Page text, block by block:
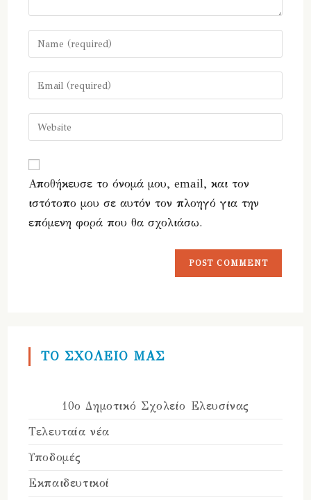
Enter
your
name
or
comment
Enter
your
email
address
Enter
your
URL
(optional)
Αποθήκευσε το όνομά μου, email, και τον
ιστότοπο μου σε αυτόν τον πλοηγό για την
επόμενη φορά που θα σχολιάσω.
ΤΟ ΣΧΟΛΕΙΟ ΜΑΣ
10ο Δημοτικό Σχολείο Ελευσίνας
Τελευταία νέα
Υποδομές
Εκπαιδευτικοί